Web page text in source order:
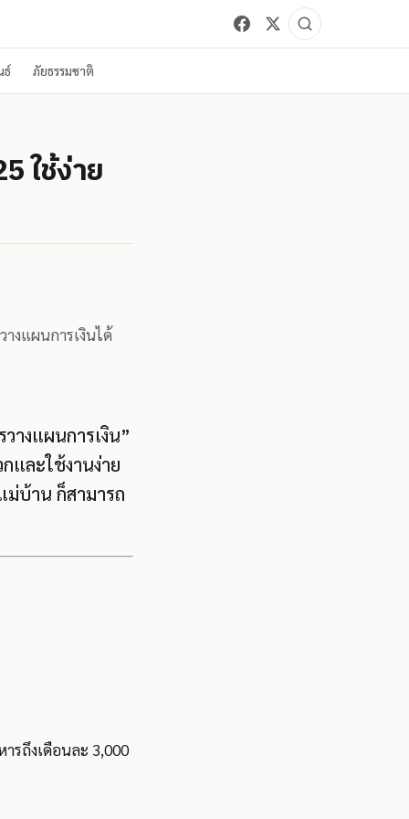
ธ์ ภัยธรรมชาติ
ใช้ง่าย
งแผนการเงินได้
างแผนการเงิน”
และใช้งานง่าย
บ้าน ก็สามารถ
รถึงเดือนละ 3,000